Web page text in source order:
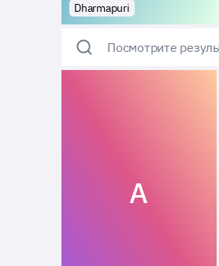
Dharmapuri
Посмотрите
A